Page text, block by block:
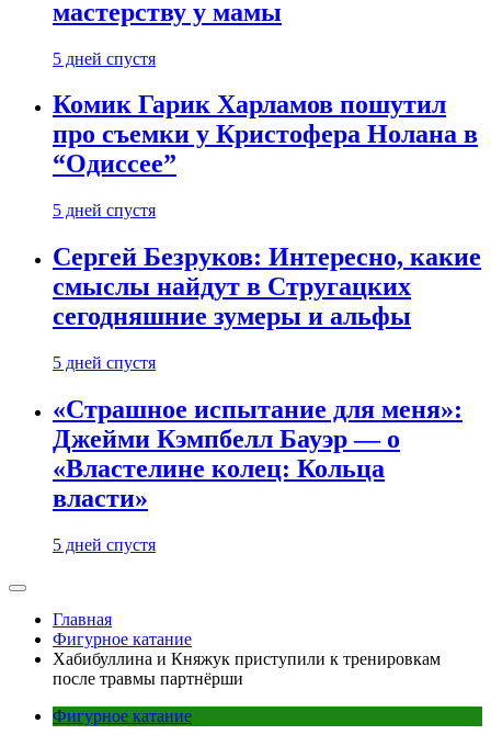
мастерству у мамы
5 дней спустя
Комик Гарик Харламов пошутил
про съемки у Кристофера Нолана в
“Одиссее”
5 дней спустя
Сергей Безруков: Интересно, какие
смыслы найдут в Стругацких
сегодняшние зумеры и альфы
5 дней спустя
«Страшное испытание для меня»:
Джейми Кэмпбелл Бауэр — о
«Властелине колец: Кольца
власти»
5 дней спустя
Главная
Фигурное катание
Хабибуллина и Княжук приступили к тренировкам
после травмы партнёрши
Фигурное катание